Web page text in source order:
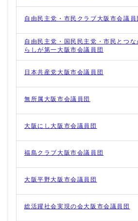
自由民主党・市民クラブ大阪市会議員
自由民主党・国民民主党・市民とつな
らしが第一大阪市会議員団
日本共産党大阪市会議員団
無所属大阪市会議員団
大阪にし大阪市会議員団
福島クラブ大阪市会議員団
大阪平野大阪市会議員団
総活躍社会実現の会大阪市会議員団